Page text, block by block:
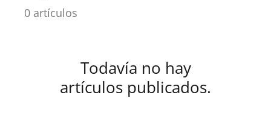
0 artículos
Todavía no hay
artículos publicados.